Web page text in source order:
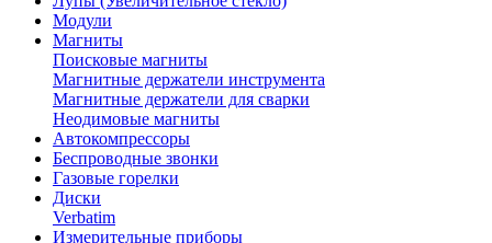
Модули
Магниты
Поисковые магниты
Магнитные держатели инструмента
Магнитные держатели для сварки
Неодимовые магниты
Автокомпрессоры
Беспроводные звонки
Газовые горелки
Диски
Verbatim
Измерительные приборы